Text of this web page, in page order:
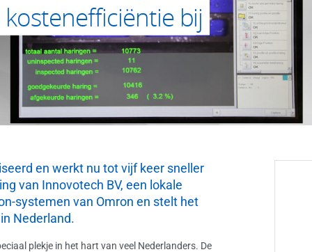
bij
en werkt nu tot vijf keer sneller
van Innovotech BV, een lokale
systemen van Omron en stelt het
Nederland.
plekje in het hart van veel Nederlanders. De